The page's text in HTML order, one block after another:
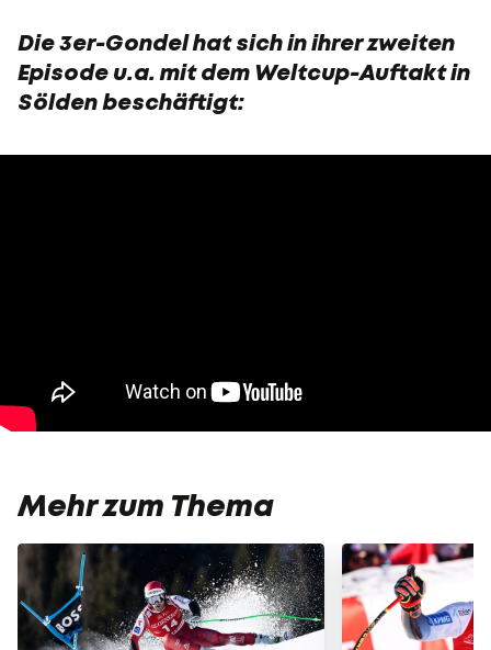
Die 3er-Gondel hat sich in ihrer zweiten
Episode u.a. mit dem Weltcup-Auftakt in
Sölden beschäftigt:
Mehr zum Thema